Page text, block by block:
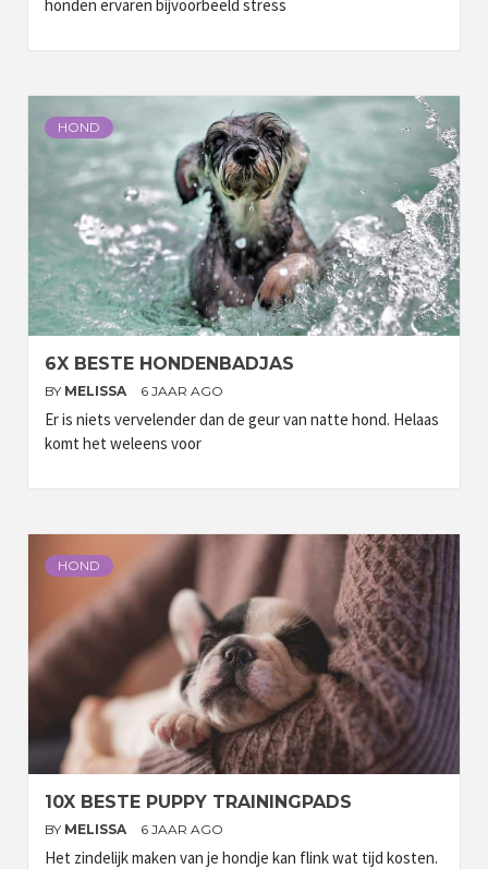
honden ervaren bijvoorbeeld stress
HOND
6X BESTE HONDENBADJAS
BY MELISSA 6 JAAR AGO
Er is niets vervelender dan de geur van natte hond. Helaas
komt het weleens voor
HOND
10X BESTE PUPPY TRAININGPADS
BY MELISSA 6 JAAR AGO
Het zindelijk maken van je hondje kan flink wat tijd kosten.